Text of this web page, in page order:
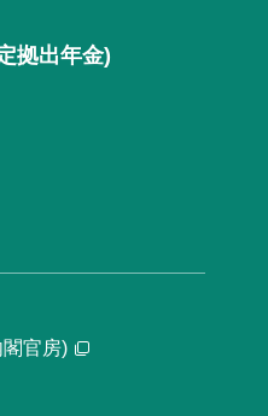
拠出年金)
官房)